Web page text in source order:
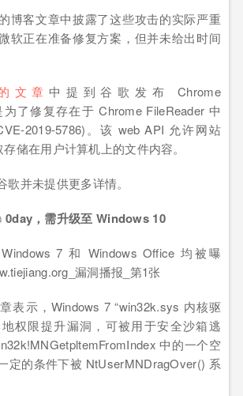
博客文章中披露了这些攻击的实际严重
软正在准备修复方案，但并未给出时间
文章中提到谷歌发布 Chrome
为了修复存在于 Chrome FileReader 中
2019-5786)。该 web API 允许网站
储在用户计算机上的文件内容。
并未提供更多详情。
，需升级至 Windows 10
表示，Windows 7 “win32k.sys 内核驱
权限提升漏洞，可被用于安全沙箱逃
中的一个空
定的条件下被 NtUserMNDragOver() 系